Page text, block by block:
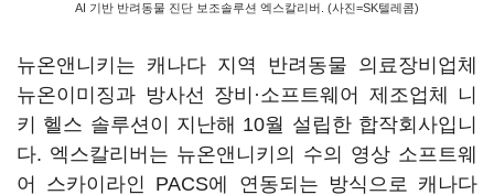
AI 기반 반려동물 진단 보조솔루션 엑스칼리버. (사진=SK텔레콤)
뉴온앤니키는 캐나다 지역 반려동물 의료장비업체
뉴온이미징과 방사선 장비·소프트웨어 제조업체 니
키 헬스 솔루션이 지난해 10월 설립한 합작회사입니
다. 엑스칼리버는 뉴온앤니키의 수의 영상 소프트웨
어 스카이라인 PACS에 연동되는 방식으로 캐나다